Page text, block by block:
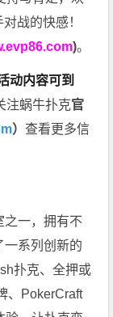
战的快感！
)。
动内容可到
注蜗牛扑克官
）查看更多信
之一，拥有不
一系列创新的
扑克、全押或
、PokerCraft